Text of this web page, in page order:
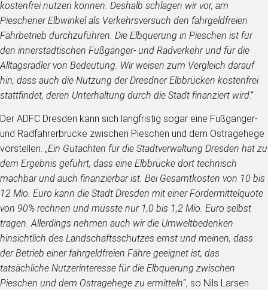
kostenfrei nutzen können. Deshalb schlagen wir vor, am
Pieschener Elbwinkel als Verkehrsversuch den fahrgeldfreien
Fährbetrieb durchzuführen. Die Elbquerung in Pieschen ist für
den innerstädtischen Fußgänger- und Radverkehr und für die
Alltagsradler von Bedeutung. Wir weisen zum Vergleich darauf
hin, dass auch die Nutzung der Dresdner Elbbrücken kostenfrei
stattfindet, deren Unterhaltung durch die Stadt finanziert wird.“
Der ADFC Dresden kann sich langfristig sogar eine Fußgänger-
und Radfahrerbrücke zwischen Pieschen und dem Ostragehege
vorstellen. „Ein Gutachten für die Stadtverwaltung Dresden hat zu
dem Ergebnis geführt, dass eine Elbbrücke dort technisch
machbar und auch finanzierbar ist. Bei Gesamtkosten von 10 bis
12 Mio. Euro kann die Stadt Dresden mit einer Fördermittelquote
von 90% rechnen und müsste nur 1,0 bis 1,2 Mio. Euro selbst
tragen. Allerdings nehmen auch wir die Umweltbedenken
hinsichtlich des Landschaftsschutzes ernst und meinen, dass
der Betrieb einer fahrgeldfreien Fähre geeignet ist, das
tatsächliche Nutzerinteresse für die Elbquerung zwischen
Pieschen und dem Ostragehege zu ermitteln“, so Nils Larsen